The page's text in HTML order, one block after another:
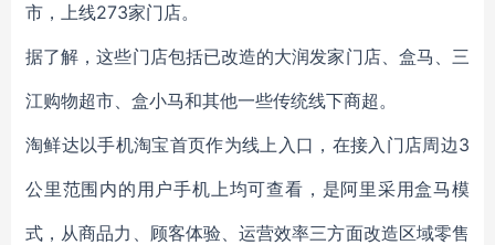
市，上线273家门店。
据了解，这些门店包括已改造的大润发家门店、盒马、三
江购物超市、盒小马和其他一些传统线下商超。
淘鲜达以手机淘宝首页作为线上入口，在接入门店周边3
公里范围内的用户手机上均可查看，是阿里采用盒马模
式，从商品力、顾客体验、运营效率三方面改造区域零售